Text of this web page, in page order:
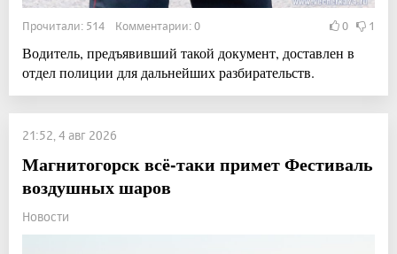
Прочитали: 514 Комментарии: 0 0 1
Водитель, предъявивший такой документ, доставлен в
отдел полиции для дальнейших разбирательств.
21:52, 4 авг 2026
Магнитогорск всё-таки примет Фестиваль
воздушных шаров
Новости